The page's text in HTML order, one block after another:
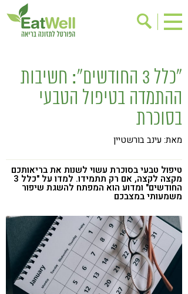
בישול בריא
אינדקס עסקים
ריפוי ומניעת מחלות
בריאות האישה
תוספי תזונה
גישות בתזונה
דיאטה
ניקוי רעלים
מזונות על
הפרעות קשב & ריכוז
אכילה רגשית
רגישות לגלוטן
טעים להכיר
קורונה
טבעונות
"כלל 3 החודשים": חשיבות
ההתמדה בטיפול הטבעי
בסוכרת
מאת: עינב בורשטיין
טיפול טבעי בסוכרת עשוי לשנות את בריאותכם
מקצה לקצה, אם רק תתמידו. למדו על "כלל 3
החודשים" ומדוע הוא המפתח להשגת שיפור
משמעותי במצבכם